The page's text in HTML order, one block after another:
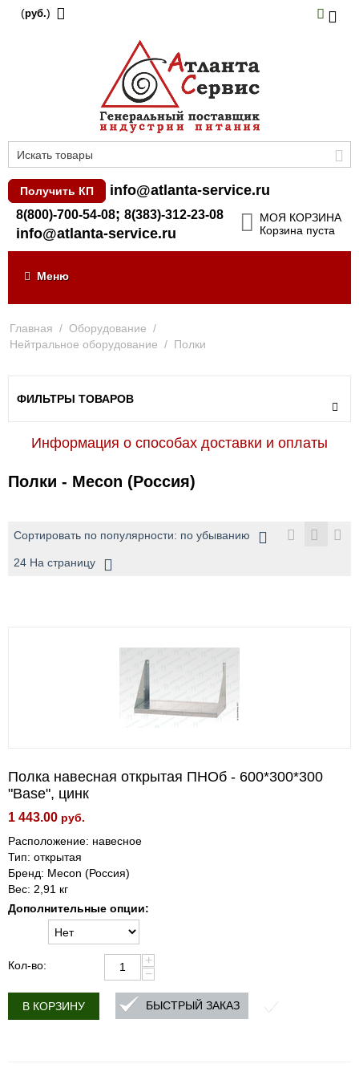
(руб.)
Получить КП info@atlanta-service.ru
8(800)-700-54-08; 8(383)-312-23-08
info@atlanta-service.ru
МОЯ КОРЗИНА
Корзина пуста
Меню
Главная / Оборудование /
Нейтральное оборудование / Полки
ФИЛЬТРЫ ТОВАРОВ
Информация о способах доставки и оплаты
Полки - Mecon (Россия)
Сортировать по популярности: по убыванию
24 На страницу
Полка навесная открытая ПНОб - 600*300*300
"Base", цинк
1 443.00 руб.
Расположение: навесное
Тип: открытая
Бренд: Mecon (Россия)
Вес: 2,91 кг
Дополнительные опции:
Кол-во:
+
−
В КОРЗИНУ БЫСТРЫЙ ЗАКАЗ